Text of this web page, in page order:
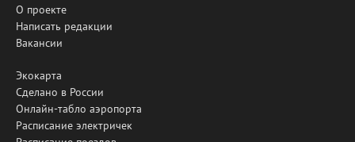
О проекте
Написать редакции
Вакансии
Экокарта
Сделано в России
Онлайн-табло аэропорта
Расписание электричек